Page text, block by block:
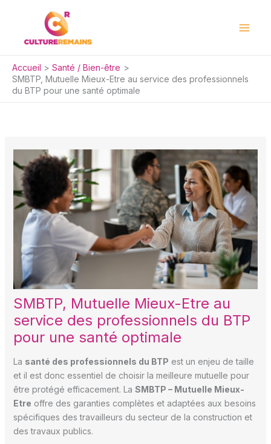
Accueil
Santé / Bien-être
SMBTP, Mutuelle Mieux-Etre au service des professionnels
du BTP pour une santé optimale
SMBTP, Mutuelle Mieux-Etre au
service des professionnels du BTP
pour une santé optimale
La santé des professionnels du BTP est un enjeu de taille
et il est donc essentiel de choisir la meilleure mutuelle pour
être protégé efficacement. La SMBTP – Mutuelle Mieux-
Etre offre des garanties complètes et adaptées aux besoins
spécifiques des travailleurs du secteur de la construction et
des travaux publics.